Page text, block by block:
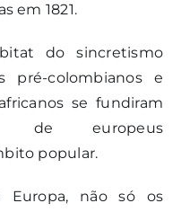
em 1821.
do sincretismo
pré-colombianos e
se fundiram
de europeus
popular.
Europa, não só os